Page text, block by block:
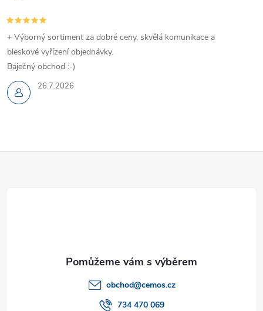
26.7.2026
+ Výborný sortiment za dobré ceny, skvělá komunikace a
bleskové vyřízení objednávky.
Báječný obchod :-)
obchod@cemos.cz
734 470 069